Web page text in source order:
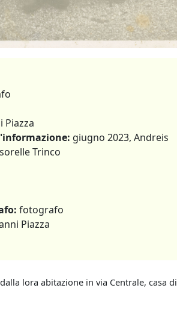
Piazza
giugno 2023, Andreis
Trinco
fotografo
Piazza
lora abitazione in via Centrale, casa di